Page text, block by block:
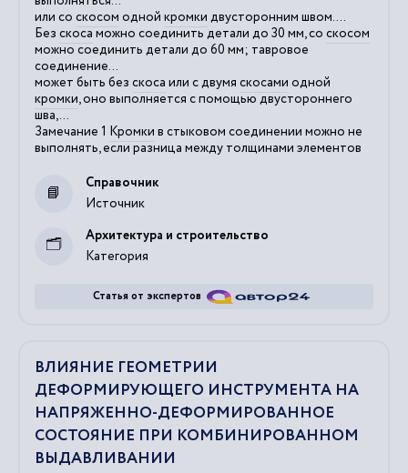
или со скосом одной кромки двусторонним швом....
Без скосаможно соединить детали до 30 мм, со скосом
можно соединить детали до 60 мм; тавровое
соединение...
может быть без скоса или с двумя скосами одной
кромки, оно выполняется с помощью двустороннего
шва,...
Замечание 1 Кромки в стыковом соединении можно не
выполнять, если разница между толщинами элементов
Источник
Справочник
Категория
Архитектура и строительство
Статья от экспертов
ВЛИЯНИЕ ГЕОМЕТРИИ
ДЕФОРМИРУЮЩЕГО ИНСТРУМЕНТА НА
НАПРЯЖЕННО-ДЕФОРМИРОВАННОЕ
СОСТОЯНИЕ ПРИ КОМБИНИРОВАННОМ
ВЫДАВЛИВАНИИ